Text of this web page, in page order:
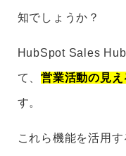
知でしょうか？
HubSpot Sales
て、営業活動の見
す。
これら機能を活用